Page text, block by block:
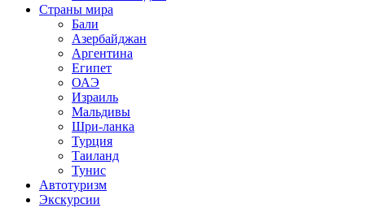
Страны мира
Бали
Азербайджан
Аргентина
Египет
ОАЭ
Израиль
Мальдивы
Шри-ланка
Турция
Таиланд
Тунис
Автотуризм
Экскурсии